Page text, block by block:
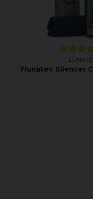
Flunatec Silencer